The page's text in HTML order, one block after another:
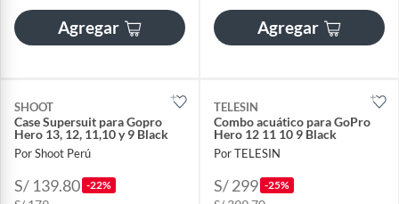
Agregar Agregar
SHOOT
Case Supersuit para Gopro
Hero 13, 12, 11,10 y 9 Black
Por Shoot Perú
S/ 139.80 -22%
TELESIN
Combo acuático para GoPro
Hero 12 11 10 9 Black
Por TELESIN
S/ 299 -25%